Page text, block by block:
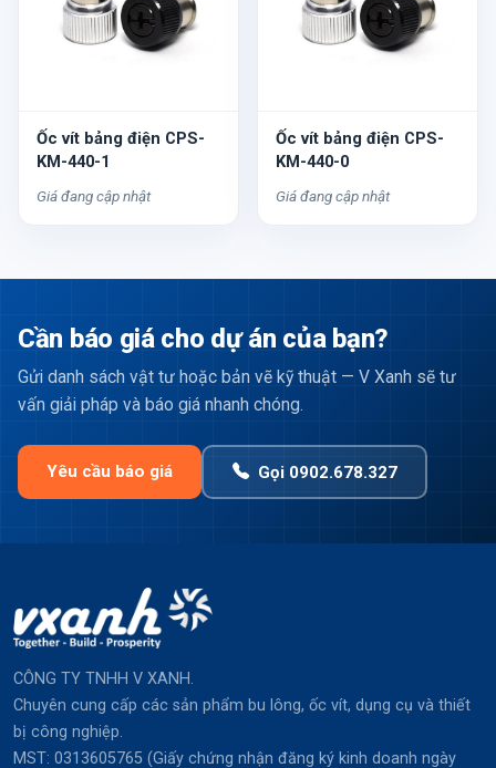
Ốc vít bảng điện CPS-
KM-440-1
Giá đang cập nhật
Ốc vít bảng điện CPS-
KM-440-0
Giá đang cập nhật
Cần báo giá cho dự án của bạn?
Gửi danh sách vật tư hoặc bản vẽ kỹ thuật — V Xanh sẽ tư
vấn giải pháp và báo giá nhanh chóng.
Yêu cầu báo giá Gọi 0902.678.327
CÔNG TY TNHH V XANH.
Chuyên cung cấp các sản phẩm bu lông, ốc vít, dụng cụ và thiết
bị công nghiệp.
MST: 0313605765 (Giấy chứng nhận đăng ký kinh doanh ngày